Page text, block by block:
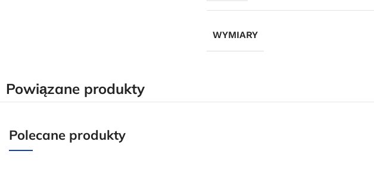
WYMIARY
Powiązane produkty
Polecane produkty